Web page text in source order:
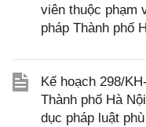
viên thuộc phạm
pháp Thành phố
Kế hoạch 298/
Thành phố Hà
dục pháp luật